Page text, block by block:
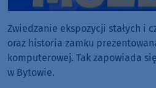
Zwiedzanie ekspozycji stałych i
oraz historia zamku
komputerowej. Tak zapowiada
w Bytowie.